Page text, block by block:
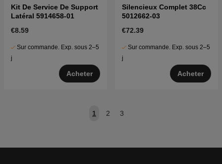
Kit De Service De Support
Latéral 5914658-01
€8.59
Sur commande. Exp. sous 2–5
j
Acheter
Silencieux Complet 38Cc
5012662-03
€72.39
Sur commande. Exp. sous 2–5
j
Acheter
1 2 3